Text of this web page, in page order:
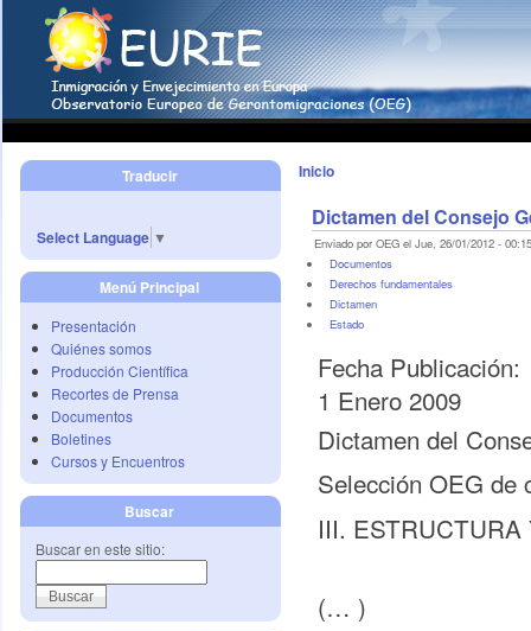
Traducir
Select Language ▼
Menú Principal
Presentación
Quiénes somos
Producción Científica
Recortes de Prensa
Documentos
Boletines
Cursos y Encuentros
Buscar
Buscar en este sitio:
Inicio
Dictamen del Consejo
Enviado por OEG el Jue, 26/01/2012 -
Documentos
Derechos fundamentales
Dictamen
Estado
Fecha Publicación:
1 Enero 2009
Dictamen del
Selección OEG de
III.
(… )